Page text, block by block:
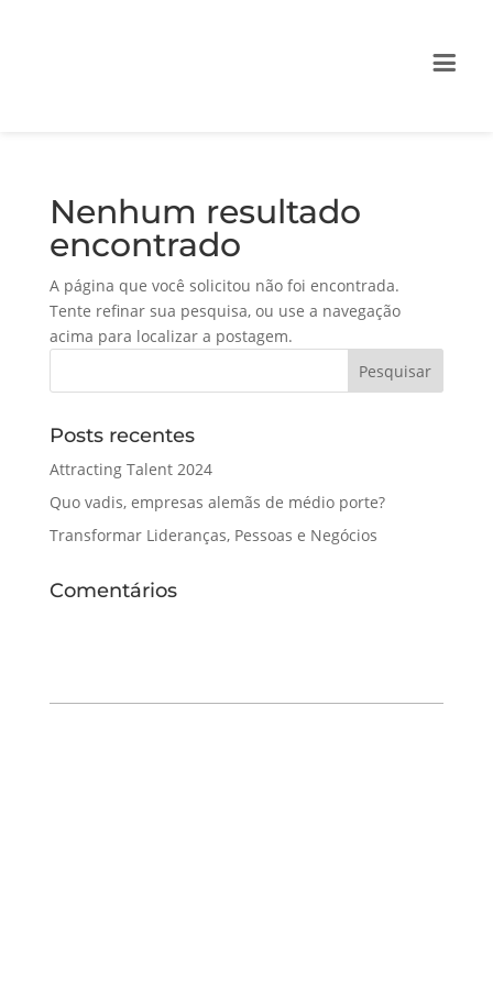
Nenhum resultado
encontrado
A página que você solicitou não foi encontrada.
Tente refinar sua pesquisa, ou use a navegação
acima para localizar a postagem.
Posts recentes
Attracting Talent 2024
Quo vadis, empresas alemãs de médio porte?
Transformar Lideranças, Pessoas e Negócios
Comentários